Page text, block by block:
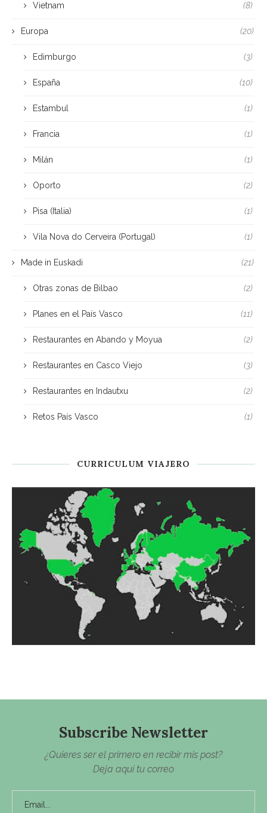
Vietnam (8)
Europa (20)
Edimburgo (3)
España (10)
Estambul (1)
Francia (1)
Milán (1)
Oporto (2)
Pisa (Italia) (1)
Vila Nova do Cerveira (Portugal) (1)
Made in Euskadi (21)
Otras zonas de Bilbao (2)
Planes en el País Vasco (11)
Restaurantes en Abando y Moyua (2)
Restaurantes en Casco Viejo (3)
Restaurantes en Indautxu (2)
Retos País Vasco (1)
CURRICULUM VIAJERO
Subscribe Newsletter
¿Quieres ser el primero en recibir mis post?
Deja aquí tu correo